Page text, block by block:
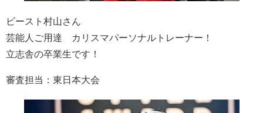
ビースト村山さん
芸能人ご用達 カリスマパーソナルトレーナー！
立志舎の卒業生です！
審査担当： 東日本大会